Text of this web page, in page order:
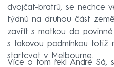
dvojčat-bratrů, se nechce
týdnů na druhou část
zavřít s matkou do povinné
s takovou podmínkou totiž
startovat v Melbourne.
Více o tom řekl André Sá,